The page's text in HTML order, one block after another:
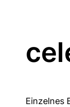
Einzelnes